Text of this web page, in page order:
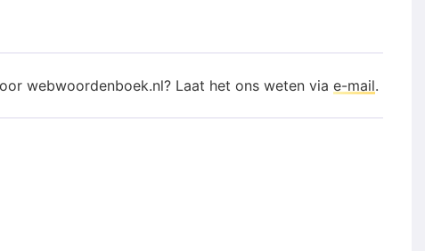
webwoordenboek.nl? Laat het ons weten via e-mail.